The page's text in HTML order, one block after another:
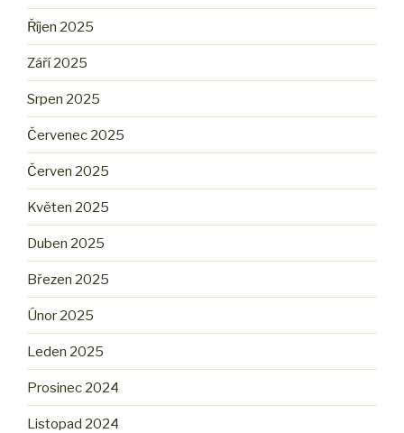
Říjen 2025
Září 2025
Srpen 2025
Červenec 2025
Červen 2025
Květen 2025
Duben 2025
Březen 2025
Únor 2025
Leden 2025
Prosinec 2024
Listopad 2024